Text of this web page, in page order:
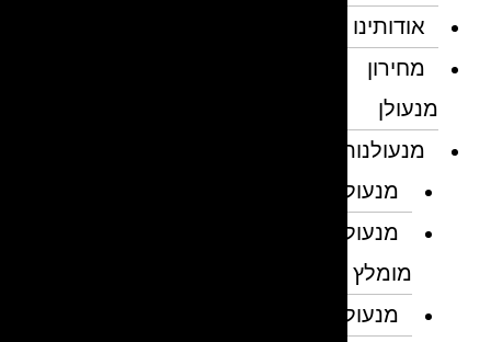
אודותינו
מחירון
מנעולן
מנעולנות
מנעולן
מנעולן
מומלץ
מנעולנים